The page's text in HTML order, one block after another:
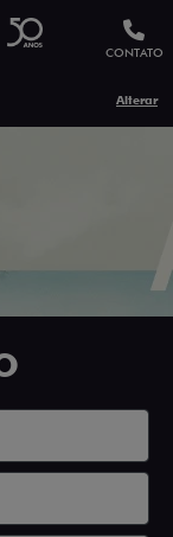
CONTATO
Alterar